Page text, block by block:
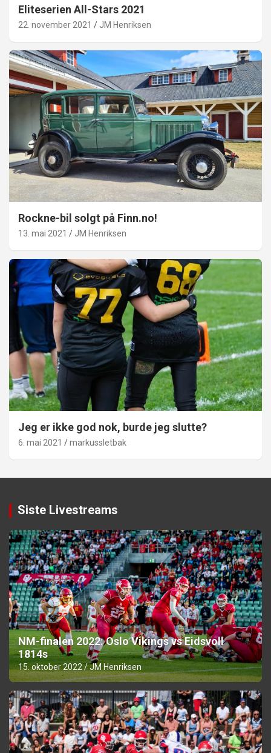
Eliteserien All-Stars 2021
22. november 2021 JM Henriksen
Rockne-bil solgt på Finn.no!
13. mai 2021 JM Henriksen
Jeg er ikke god nok, burde jeg slutte?
6. mai 2021 markussletbak
Siste Livestreams
NM-finalen 2022: Oslo Vikings vs Eidsvoll
1814s
15. oktober 2022 JM Henriksen